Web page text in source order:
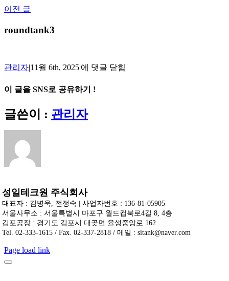
Skip
이전 글
roundtank3
관리자|11월 6th, 2025|roundtank3
에 댓글 닫힘
이 글을 SNS로 공유하기 !
Facebook
X
Reddit
LinkedIn
Tumblr
Pinterest
Vk
이
메
일
글쓴이 : 관리자
성일테크원 주식회사
대표자 : 김병욱, 전정숙 | 사업자번호 : 136-81-05905
서울사무소 : 서울특별시 마포구 월드컵북로4길 8, 4층
김포공장 : 경기도 김포시 대곶면 율생중앙로 162
Tel. 02-333-1615 / Fax. 02-337-2818 / 메일 : sitank@naver.com
Page load link